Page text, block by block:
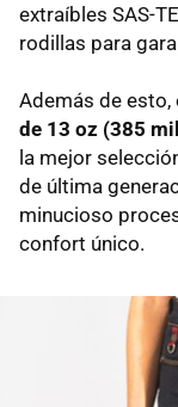
extraíbles SAS-
rodillas para
Además de
de 13 oz (385
la mejor
de última
minucioso
confort único.